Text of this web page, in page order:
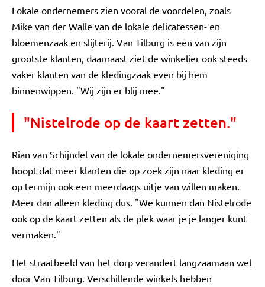
Lokale ondernemers zien vooral de voordelen, zoals
Mike van der Walle van de lokale delicatessen- en
bloemenzaak en slijterij. Van Tilburg is een van zijn
grootste klanten, daarnaast ziet de winkelier ook steeds
vaker klanten van de kledingzaak even bij hem
binnenwippen. "Wij zijn er blij mee."
"Nistelrode op de kaart zetten."
Rian van Schijndel van de lokale ondernemersvereniging
hoopt dat meer klanten die op zoek zijn naar kleding er
op termijn ook een meerdaags uitje van willen maken.
Meer dan alleen kleding dus. "We kunnen dan Nistelrode
ook op de kaart zetten als de plek waar je je langer kunt
vermaken."
Het straatbeeld van het dorp verandert langzaamaan wel
door Van Tilburg. Verschillende winkels hebben